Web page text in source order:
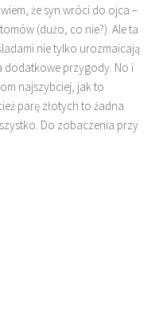
że syn wróci do ojca –
(dużo, co nie?). Ale ta
nie tylko urozmaicają
dodatkowe przygody. No i
najszybciej, jak to
parę złotych to żadna
Do zobaczenia przy